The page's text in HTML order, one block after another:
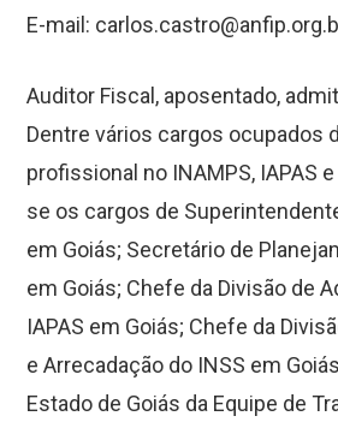
E-mail:
Auditor Fiscal, aposentado,
Dentre vários cargos ocupados
profissional no INAMPS, IAPAS
se os cargos de
em Goiás; Secretário de
em Goiás; Chefe da Divisão de
IAPAS em Goiás; Chefe da
e Arrecadação do INSS em
Estado de Goiás da Equipe de